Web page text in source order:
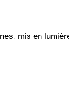
mis en